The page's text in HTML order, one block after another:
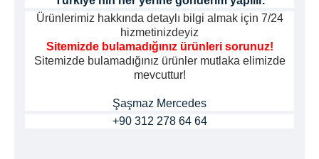
Ürünlerimiz hakkında detaylı bilgi almak için 7/24
hizmetinizdeyiz
Sitemizde bulamadığınız ürünleri sorunuz!
Sitemizde bulamadığınız ürünler mutlaka elimizde
mevcuttur!
Şaşmaz Mercedes
+90 312 278 64 64